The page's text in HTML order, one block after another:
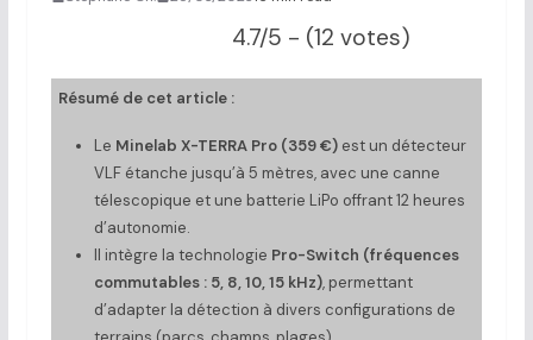
4.7/5 - (12 votes)
Résumé de cet article :
Le Minelab X-TERRA Pro (359 €) est un détecteur
VLF étanche jusqu’à 5 mètres, avec une canne
télescopique et une batterie LiPo offrant 12 heures
d’autonomie.
Il intègre la technologie Pro-Switch (fréquences
commutables : 5, 8, 10, 15 kHz), permettant
d’adapter la détection à divers configurations de